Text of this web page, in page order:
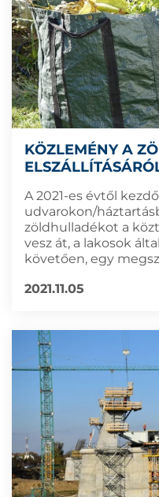
KÖZLEMÉNY A
A 2021-es évtől
udvarokon/
zöldhulladékot a
vesz át, a lakosok
követően, egy
2021.11.05